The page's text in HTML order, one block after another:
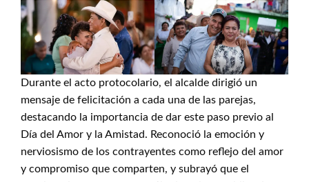
Durante el acto protocolario, el alcalde dirigió un
mensaje de felicitación a cada una de las parejas,
destacando la importancia de dar este paso previo al
Día del Amor y la Amistad. Reconoció la emoción y
nerviosismo de los contrayentes como reflejo del amor
y compromiso que comparten, y subrayó que el